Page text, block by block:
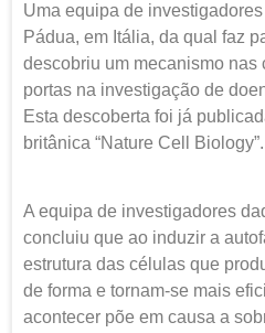
Uma equipa de
Pádua, em Itália, da qual faz
descobriu um mecanismo nas
portas na investigação de
Esta descoberta foi já
britânica “Nature Cell Biology”.
A equipa de investigadores
concluiu que ao induzir a
estrutura das células que
de forma e tornam-se mais
acontecer põe em causa a